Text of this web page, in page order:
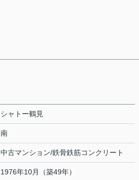
シャトー鶴見
南
中古マンション/鉄骨鉄筋コンクリート
1976年10月（築49年）